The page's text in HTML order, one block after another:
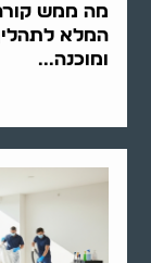
מה ממש
המלא
ומוכנה...